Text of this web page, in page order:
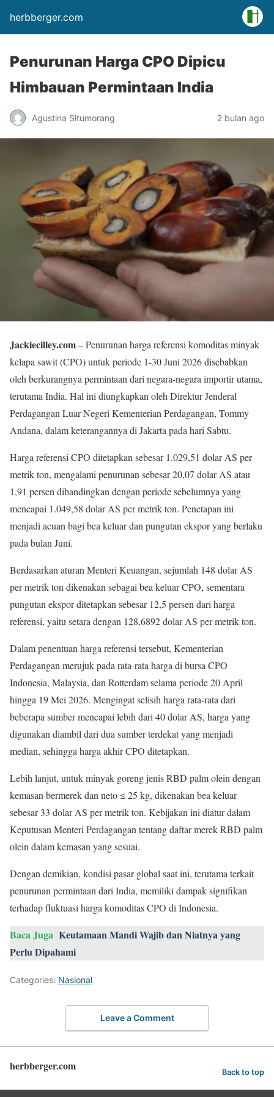
herbberger.com
Penurunan Harga CPO Dipicu
Himbauan Permintaan India
Agustina Situmorang 2 bulan ago
Jackiecilley.com– Penurunan harga referensi komoditas minyak
kelapa sawit (CPO) untuk periode 1-30 Juni 2026 disebabkan
oleh berkurangnya permintaan dari negara-negara importir utama,
terutama India. Hal ini diungkapkan oleh Direktur Jenderal
Perdagangan Luar Negeri Kementerian Perdagangan, Tommy
Andana, dalam keterangannya di Jakarta pada hari Sabtu.
Harga referensi CPO ditetapkan sebesar 1.029,51 dolar AS per
metrik ton, mengalami penurunan sebesar 20,07 dolar AS atau
1,91 persen dibandingkan dengan periode sebelumnya yang
mencapai 1.049,58 dolar AS per metrik ton. Penetapan ini
menjadi acuan bagi bea keluar dan pungutan ekspor yang berlaku
pada bulan Juni.
Berdasarkan aturan Menteri Keuangan, sejumlah 148 dolar AS
per metrik ton dikenakan sebagai bea keluar CPO, sementara
pungutan ekspor ditetapkan sebesar 12,5 persen dari harga
referensi, yaitu setara dengan 128,6892 dolar AS per metrik ton.
Dalam penentuan harga referensi tersebut, Kementerian
Perdagangan merujuk pada rata-rata harga di bursa CPO
Indonesia, Malaysia, dan Rotterdam selama periode 20 April
hingga 19 Mei 2026. Mengingat selisih harga rata-rata dari
beberapa sumber mencapai lebih dari 40 dolar AS, harga yang
digunakan diambil dari dua sumber terdekat yang menjadi
median, sehingga harga akhir CPO ditetapkan.
Lebih lanjut, untuk minyak goreng jenis RBD palm olein dengan
kemasan bermerek dan neto ≤ 25 kg, dikenakan bea keluar
sebesar 33 dolar AS per metrik ton. Kebijakan ini diatur dalam
Keputusan Menteri Perdagangan tentang daftar merek RBD palm
olein dalam kemasan yang sesuai.
Dengan demikian, kondisi pasar global saat ini, terutama terkait
penurunan permintaan dari India, memiliki dampak signifikan
terhadap fluktuasi harga komoditas CPO di Indonesia.
Baca Juga Keutamaan Mandi Wajib dan Niatnya yang
Perlu Dipahami
Categories: Nasional
Leave a Comment
herbberger.com Back to top